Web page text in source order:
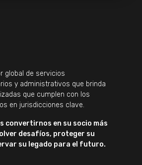
global de servicios
y administrativos que brinda
que cumplen con los
en jurisdicciones clave.
convertirnos en su socio más
desafíos, proteger su
su legado para el futuro.